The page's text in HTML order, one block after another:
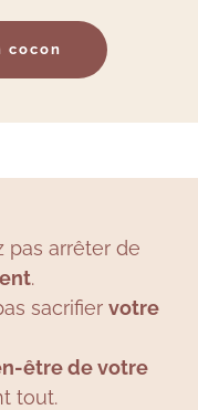
cocon
pas arrêter de
.
sacrifier votre
être de votre
tout.